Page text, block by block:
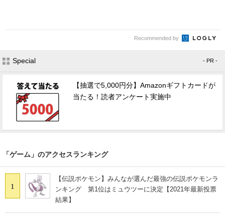
Recommended by
Special - PR -
【抽選で5,000円分】Amazonギフトカードが
当たる！読者アンケート実施中
「ゲーム」のアクセスランキング
1
【伝説ポケモン】みんなが選んだ最強の伝説ポケモンラ
ンキング 第1位はミュウツーに決定【2021年最新投票
結果】